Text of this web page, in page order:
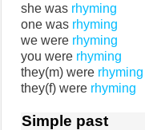
she was rhyming
one was rhyming
we were rhyming
you were rhyming
they(m) were rhyming
they(f) were rhyming
Simple past